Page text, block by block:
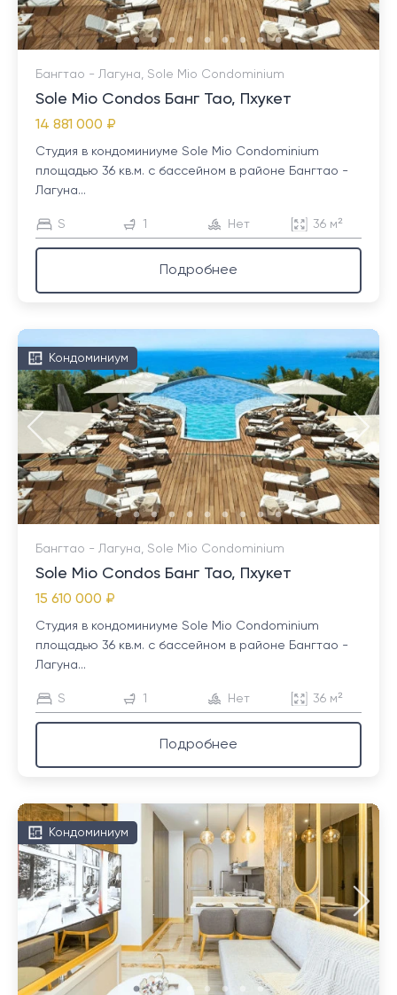
Бангтао - Лагуна, Sole Mio Condominium
Sole Mio Condos Банг Тао, Пхукет
14 881 000 ₽
Студия в кондоминиуме Sole Mio Condominium
площадью 36 кв.м. с бассейном в районе Бангтао -
Лагуна...
S 1 Нет 36 м²
Подробнее
Кондоминиум
Бангтао - Лагуна, Sole Mio Condominium
Sole Mio Condos Банг Тао, Пхукет
15 610 000 ₽
Студия в кондоминиуме Sole Mio Condominium
площадью 36 кв.м. с бассейном в районе Бангтао -
Лагуна...
S 1 Нет 36 м²
Подробнее
Кондоминиум